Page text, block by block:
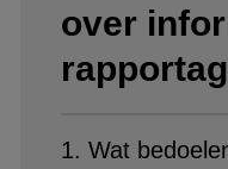
over
1. Wat